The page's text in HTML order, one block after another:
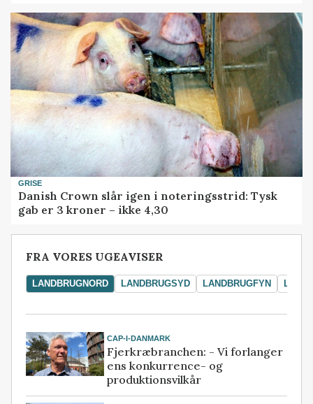
GRISE
Danish Crown slår igen i noteringsstrid: Tysk
gab er 3 kroner – ikke 4,30
FRA VORES UGEAVISER
LANDBRUGNORD LANDBRUGSYD LANDBRUGFYN
CAP-I-DANMARK
Fjerkræbranchen: - Vi forlanger
ens konkurrence- og
produktionsvilkår